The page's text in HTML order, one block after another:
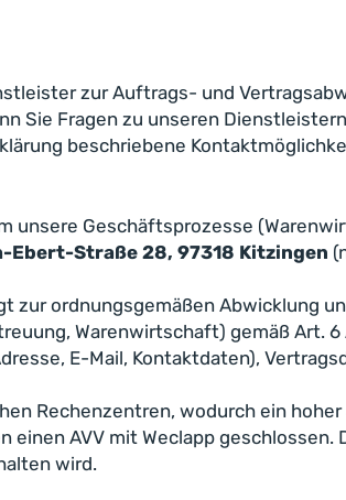
zur Auftrags- und
Sie Fragen zu unseren
beschriebene
unsere Geschäftsprozesse
Ebert-Straße 28, 97318 Kitzingen
zur ordnungsgemäßen Abwicklung
Warenwirtschaft) gemäß Art. 6
E-Mail, Kontaktdaten),
Rechenzentren, wodurch ein
einen AVV mit Weclapp
wird.